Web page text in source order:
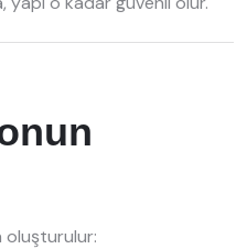
oluşturulur: